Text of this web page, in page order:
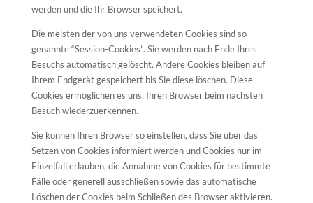
werden und die Ihr Browser speichert.
Die meisten der von uns verwendeten Cookies sind so
genannte “Session-Cookies”. Sie werden nach Ende Ihres
Besuchs automatisch gelöscht. Andere Cookies bleiben auf
Ihrem Endgerät gespeichert bis Sie diese löschen. Diese
Cookies ermöglichen es uns, Ihren Browser beim nächsten
Besuch wiederzuerkennen.
Sie können Ihren Browser so einstellen, dass Sie über das
Setzen von Cookies informiert werden und Cookies nur im
Einzelfall erlauben, die Annahme von Cookies für bestimmte
Fälle oder generell ausschließen sowie das automatische
Löschen der Cookies beim Schließen des Browser aktivieren.